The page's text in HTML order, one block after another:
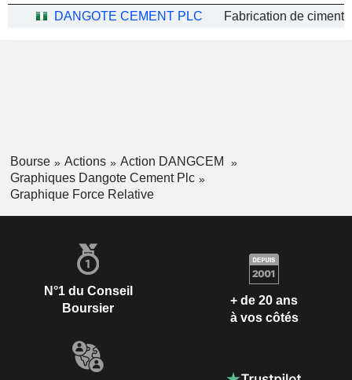
DANGOTE CEMENT PLC Fabrication de ciment
Bourse Actions
Action DANGCEM
Graphiques Dangote Cement Plc
Graphique Force Relative
N°1 du Conseil
Boursier
+ de 20 ans
à vos côtés